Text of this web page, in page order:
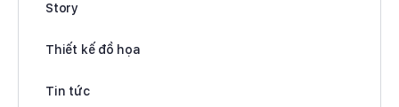
Story
Thiết kế đồ họa
Tin tức